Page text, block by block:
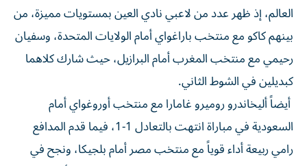
العالم، إذ ظهر عدد من لاعبي نادي العين بمستويات مميزة، من
بينهم كاكو مع منتخب باراغواي أمام الولايات المتحدة، وسفيان
رحيمي مع منتخب المغرب أمام البرازيل، حيث شارك كلاهما
كبديلين في الشوط الثاني.
أيضاً أليخاندرو روميرو غامارا مع منتخب أوروغواي أمام
السعودية في مباراة انتهت بالتعادل 1-1، فيما قدم المدافع
رامي ربيعة أداء قوياً مع منتخب مصر أمام بلجيكا، ونجح في